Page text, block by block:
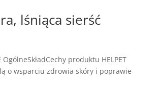
lśniąca sierść
produktu HELPET
o wsparciu zdrowia skóry i poprawie